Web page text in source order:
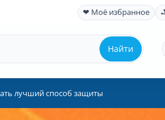
❤ Моё избранное
Найти
лучший способ защиты